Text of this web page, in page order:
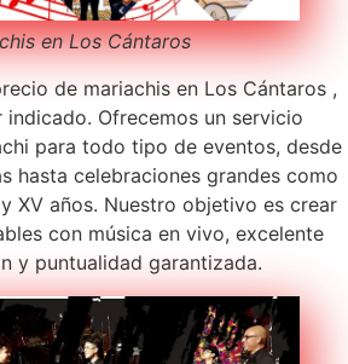
en Los Cántaros
de mariachis en Los Cántaros ,
indicado. Ofrecemos un servicio
para todo tipo de eventos, desde
hasta celebraciones grandes como
XV años. Nuestro objetivo es crear
con música en vivo, excelente
y puntualidad garantizada.